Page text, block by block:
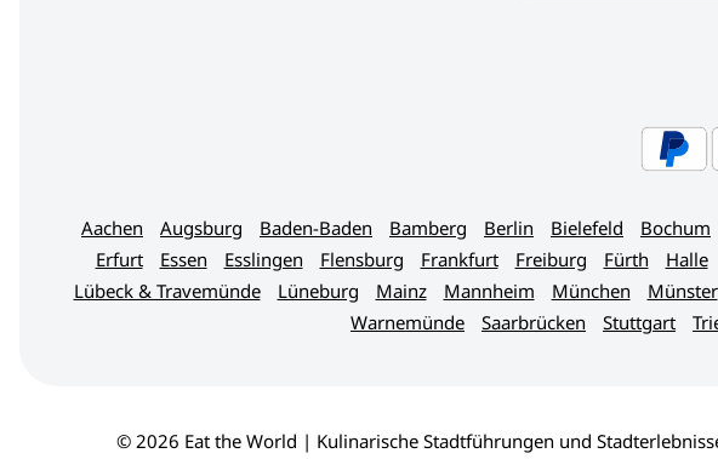
Aachen Augsburg Baden-Baden Bamberg Berlin Bielefeld Bochum
Erfurt
Essen Esslingen Flensburg Frankfurt Freiburg Fürth Halle
Lübeck & Travemünde
Lüneburg Mainz Mannheim München Münster
Warnemünde
Saarbrücken Stuttgart
© 2026 Eat the World | Kulinarische Stadtführungen und